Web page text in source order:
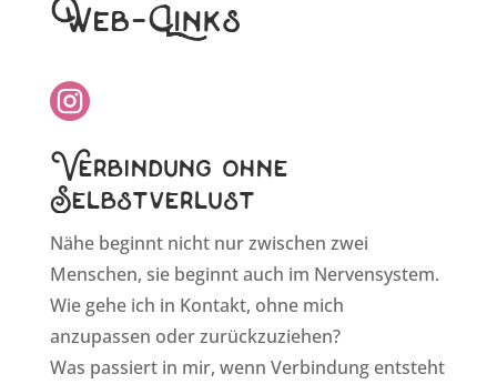
Web-Links
Verbindung ohne
Selbstverlust
Nähe beginnt nicht nur zwischen zwei
Menschen, sie beginnt auch im Nervensystem.
Wie gehe ich in Kontakt, ohne mich
anzupassen oder zurückzuziehen?
Was passiert in mir, wenn Verbindung entsteht